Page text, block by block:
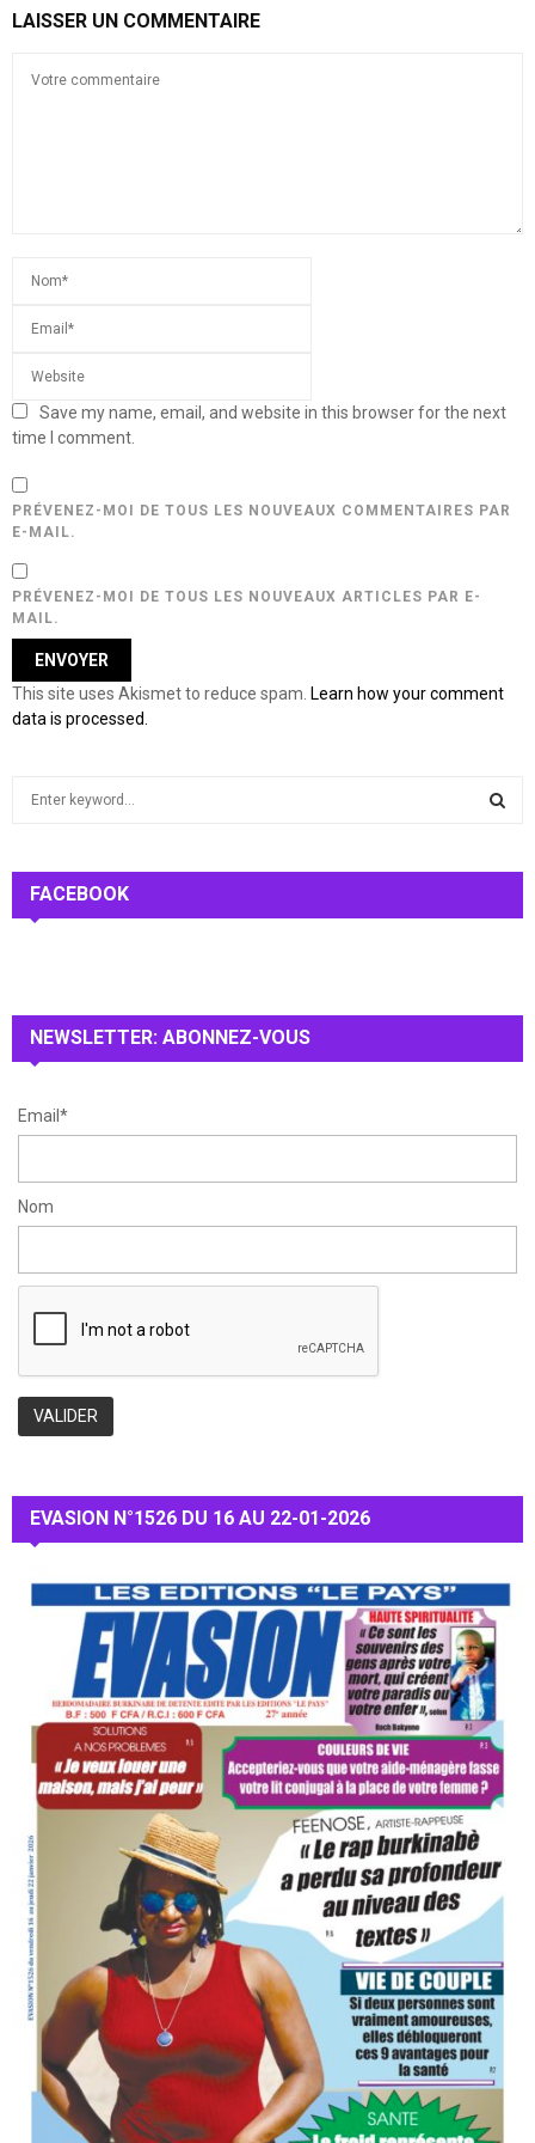
LAISSER UN COMMENTAIRE
Save my name, email, and website in this browser for the next
time I comment.
PRÉVENEZ-MOI DE TOUS LES NOUVEAUX COMMENTAIRES PAR
E-MAIL.
PRÉVENEZ-MOI DE TOUS LES NOUVEAUX ARTICLES PAR E-
MAIL.
This site uses Akismet to reduce spam. Learn how your comment
data is processed.
h
:
FACEBOOK
NEWSLETTER: ABONNEZ-VOUS
Email*
Nom
EVASION N°1526 DU 16 AU 22-01-2026